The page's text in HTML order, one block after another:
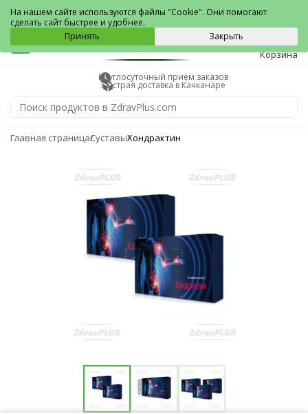
Качканар
0
Корзина
Круглосуточный прием заказов
Быстрая доставка в Качканаре
Главная страницаСуставыХондрактин
На нашем сайте используются файлы "Cookie". Они помогают
сделать сайт быстрее и удобнее.
Принять
Закрыть